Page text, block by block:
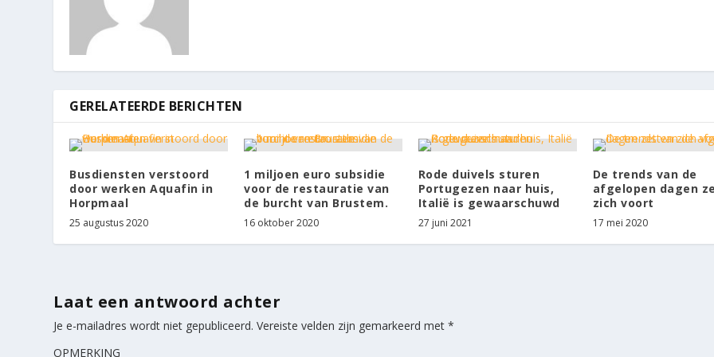
GERELATEERDE BERICHTEN
Busdiensten verstoord
door werken Aquafin in
Horpmaal
25 augustus 2020
1 miljoen euro subsidie
voor de restauratie van
de burcht van Brustem.
16 oktober 2020
Rode duivels sturen
Portugezen naar huis,
Italië is gewaarschuwd
27 juni 2021
De trends van de
afgelopen dagen
zich voort
17 mei 2020
Laat een antwoord achter
Je e-mailadres wordt niet gepubliceerd. Vereiste velden zijn gemarkeerd met*
OPMERKING